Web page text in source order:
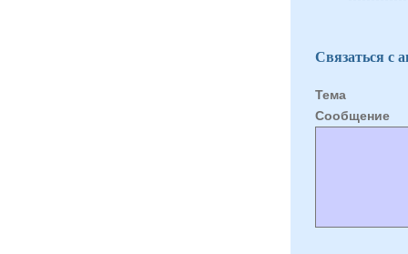
Связаться с
Тема
Cообщение